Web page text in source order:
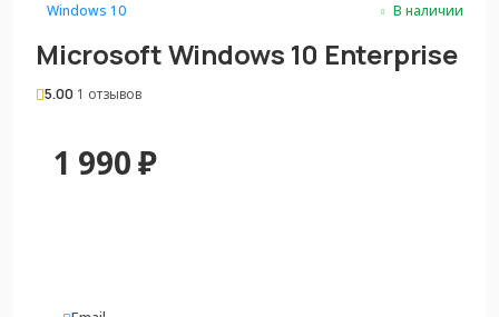
Windows 10 В наличии
Microsoft Windows 10 Enterprise
5.00 1 отзывов
1 990₽